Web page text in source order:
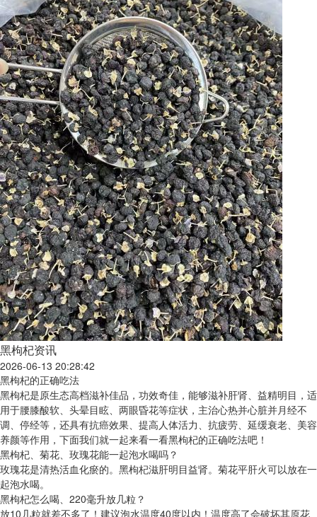
黑枸杞资讯
2026-06-13 20:28:42
黑枸杞的正确吃法
黑枸杞是原生态高档滋补佳品，功效奇佳，能够滋补肝肾、益精明目，适
用于腰膝酸软、头晕目眩、两眼昏花等症状，主治心热并心脏并月经不
调、停经等，还具有抗癌效果、提高人体活力、抗疲劳、延缓衰老、美容
养颜等作用，下面我们就一起来看一看黑枸杞的正确吃法吧！
黑枸杞、菊花、玫瑰花能一起泡水喝吗？
玫瑰花是清热活血化瘀的。黑枸杞滋肝明目益肾。菊花平肝火可以放在一
起泡水喝。
黑枸杞怎么喝、220毫升放几粒？
放10几粒就差不多了！建议泡水温度40度以内！温度高了会破坏其原花